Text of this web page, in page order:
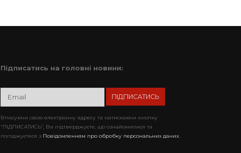
Підписатись на головні новини:
Вписуючи свою електронну адресу та натискаючи кнопку
“ПІДПИСАТИСЬ”, Ви підтверджуєте, що ознайомилися та
погоджуєтеся з Повідомленням про обробку персональних даних.